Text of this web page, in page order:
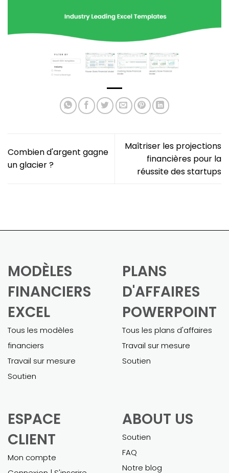
Combien d'argent gagne
un glacier ?
Maîtriser les projections
financières pour la
réussite des startups
MODÈLES
FINANCIERS
EXCEL
Tous les modèles
financiers
Travail sur mesure
Soutien
PLANS
D'AFFAIRES
POWERPOINT
Tous les plans d'affaires
Travail sur mesure
Soutien
ESPACE
CLIENT
Mon compte
ABOUT US
Soutien
FAQ
Notre blog